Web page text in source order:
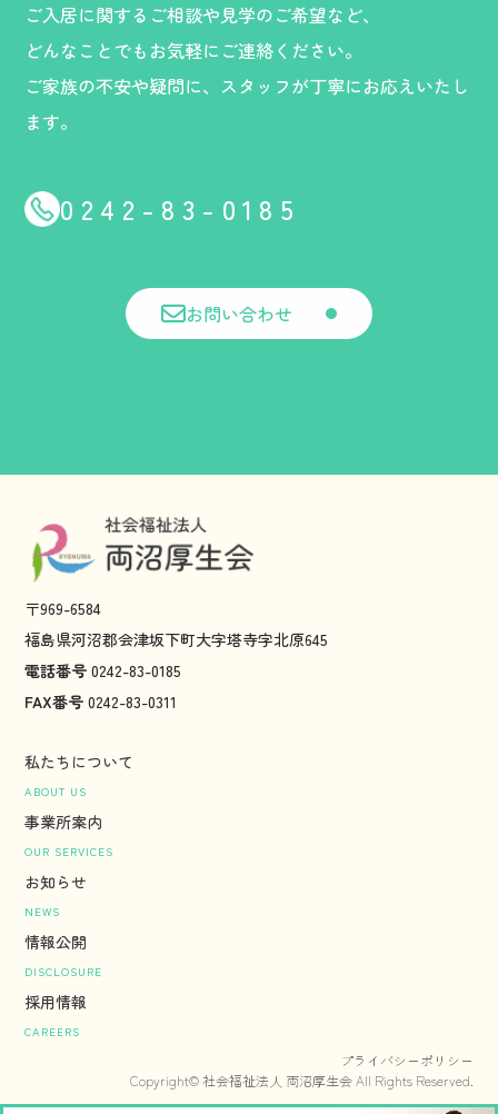
ご入居に関するご相談や見学のご希望など、
どんなことでもお気軽にご連絡ください。
ご家族の不安や疑問に、スタッフが丁寧にお応えいたし
ます。
0242-83-0185
お問い合わせ
〒969-6584
福島県河沼郡会津坂下町大字塔寺字北原645
電話番号 0242-83-0185
FAX番号 0242-83-0311
私たちについて
ABOUT US
事業所案内
OUR SERVICES
お知らせ
NEWS
情報公開
DISCLOSURE
採用情報
CAREERS
プライバシーポリシー
Copyright© 社会福祉法人 両沼厚生会 All Rights Reserved.